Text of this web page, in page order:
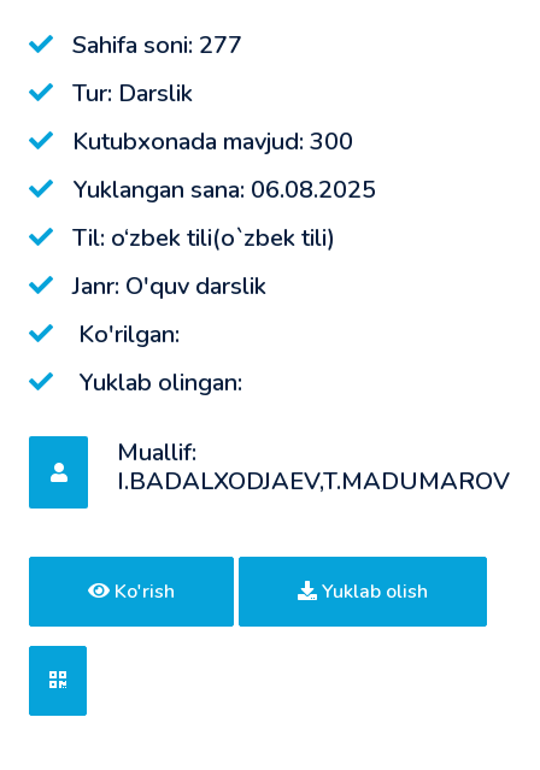
Sahifa soni: 277
Tur: Darslik
Kutubxonada mavjud: 300
Yuklangan sana: 06.08.2025
Til: o‘zbek tili(o`zbek tili)
Janr: O'quv darslik
Ko'rilgan:
Yuklab olingan:
Muallif:
I.BADALXODJAEV,T.MADUMAROV
Ko'rish Yuklab olish